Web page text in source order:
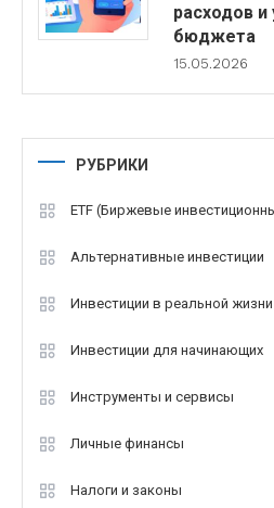
расходов
бюджета
15.05.2026
РУБРИКИ
ETF (Биржевые
Альтернативные инвестиции
Инвестиции в реальной жизни
Инвестиции для начинающих
Инструменты и сервисы
Личные финансы
Налоги и законы